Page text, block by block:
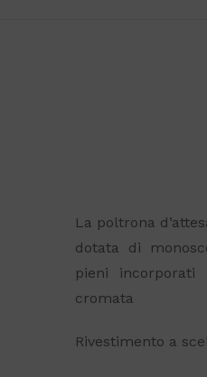
La poltrona
dotata di
pieni
cromata
Rivestimento a